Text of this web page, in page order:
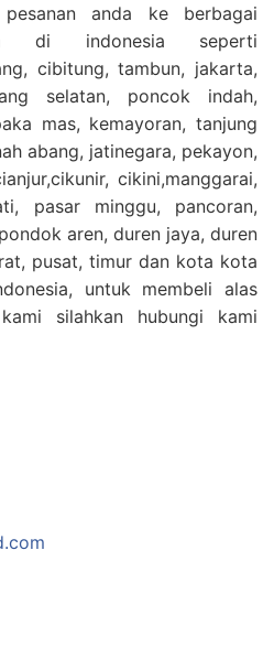
pesanan anda ke berbagai
di indonesia seperti
cibitung, tambun, jakarta,
selatan, poncok indah,
mas, kemayoran, tanjung
abang, jatinegara, pekayon,
cikini,manggarai,
pasar minggu, pancoran,
aren, duren jaya, duren
pusat, timur dan kota kota
untuk membeli alas
silahkan hubungi kami